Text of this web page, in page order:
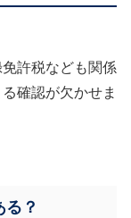
許税なども関係
確認が欠かせま
？